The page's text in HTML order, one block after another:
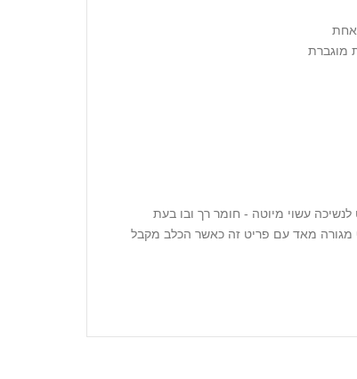
אחת
מוגברת
עשוי מיוטה - חומר רך ובו בעת
מגורה מאד עם פריט זה כאשר הכלב מקבל